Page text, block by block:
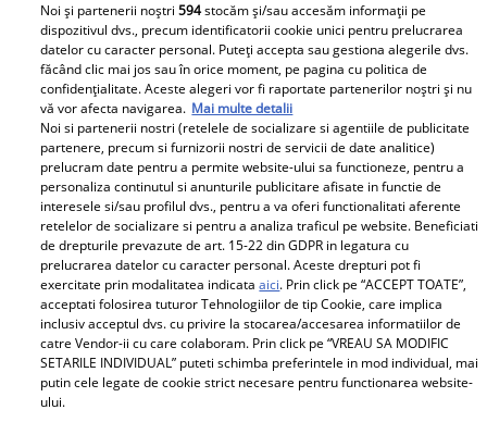
Bianca Drăgușanu a împlinit 43 de ani. Cum și-a
sărbătorit ziua de naștere
Parteneri
Noi și partenerii noștri594stocăm și/sau accesăm informații pe
dispozitivul dvs., precum identificatorii cookie unici pentru prelucrarea
datelor cu caracter personal. Puteți accepta sau gestiona alegerile dvs.
făcând clic mai jos sau în orice moment, pe pagina cu politica de
confidențialitate. Aceste alegeri vor fi raportate partenerilor noștri și nu
vă vor afecta navigarea. Mai multe detalii
Noi si partenerii nostri (retelele de socializare si agentiile de publicitate
partenere, precum si furnizorii nostri de servicii de date analitice)
prelucram date pentru a permite website-ului sa functioneze, pentru a
personaliza continutul si anunturile publicitare afisate in functie de
interesele si/sau profilul dvs., pentru a va oferi functionalitati aferente
retelelor de socializare si pentru a analiza traficul pe website. Beneficiati
de drepturile prevazute de art. 15-22 din GDPR in legatura cu
prelucrarea datelor cu caracter personal. Aceste drepturi pot fi
exercitate prin modalitatea indicataaici. Prin click pe “ACCEPT TOATE”,
acceptati folosirea tuturor Tehnologiilor de tip Cookie, care implica
inclusiv acceptul dvs. cu privire la stocarea/accesarea informatiilor de
catre Vendor-ii cu care colaboram. Prin click pe “VREAU SA MODIFIC
SETARILE INDIVIDUAL” puteti schimba preferintele in mod individual, mai
putin cele legate de cookie strict necesare pentru functionarea website-
ului.